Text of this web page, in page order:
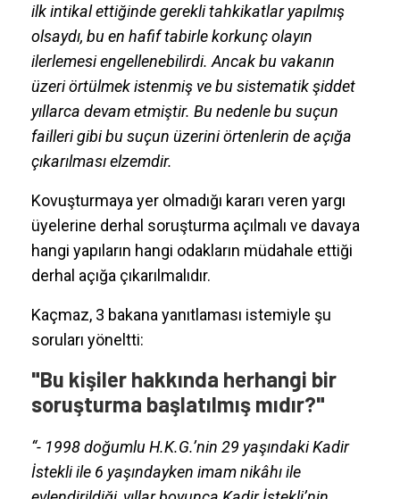
ilk intikal ettiğinde gerekli tahkikatlar yapılmış
olsaydı, bu en hafif tabirle korkunç olayın
ilerlemesi engellenebilirdi. Ancak bu vakanın
üzeri örtülmek istenmiş ve bu sistematik şiddet
yıllarca devam etmiştir. Bu nedenle bu suçun
failleri gibi bu suçun üzerini örtenlerin de açığa
çıkarılması elzemdir.
Kovuşturmaya yer olmadığı kararı veren yargı
üyelerine derhal soruşturma açılmalı ve davaya
hangi yapıların hangi odakların müdahale ettiği
derhal açığa çıkarılmalıdır.
Kaçmaz, 3 bakana yanıtlaması istemiyle şu
soruları yöneltti:
"Bu kişiler hakkında herhangi bir
soruşturma başlatılmış mıdır?"
“- 1998 doğumlu H.K.G.’nin 29 yaşındaki Kadir
İstekli ile 6 yaşındayken imam nikâhı ile